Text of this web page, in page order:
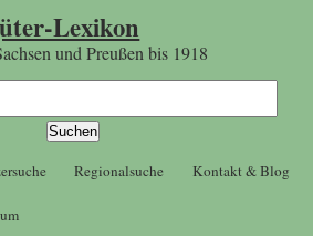
Lexikon
und Preußen bis 1918
Regionalsuche Kontakt & Blog